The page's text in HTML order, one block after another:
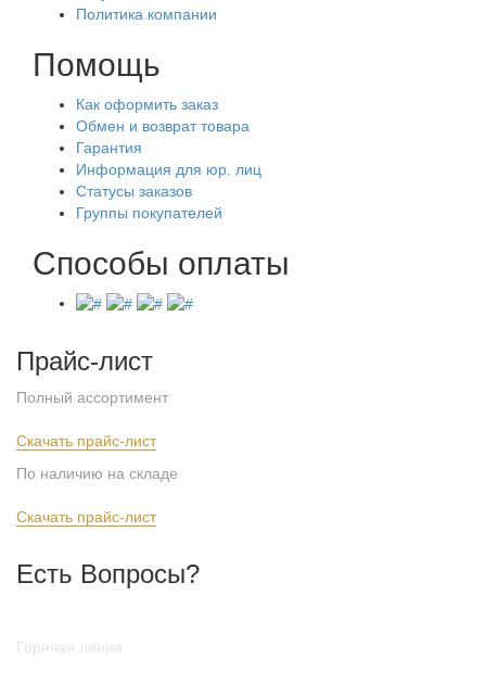
Политика компании
Помощь
Как оформить заказ
Обмен и возврат товара
Гарантия
Информация для юр. лиц
Статусы заказов
Группы покупателей
Способы оплаты
Прайс-лист
Полный ассортимент
Скачать прайс-лист
По наличию на складе
Скачать прайс-лист
Есть Вопросы?
Горячая линия